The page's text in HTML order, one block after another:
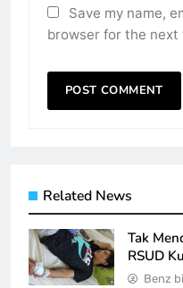
Save my name,
browser for the next
Related News
Tak
RSUD
Benz